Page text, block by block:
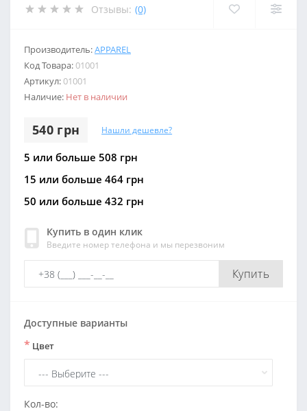
Отзывы: (0)
Производитель:APPAREL
Код Товара:01001
Артикул:01001
Наличие: Нет в наличии
540 грн Нашли дешевле?
5 или больше 508 грн
15 или больше 464 грн
50 или больше 432 грн
Купить в один клик
Введите номер телефона и мы перезвоним
Купить
Доступные варианты
* Цвет
Кол-во: